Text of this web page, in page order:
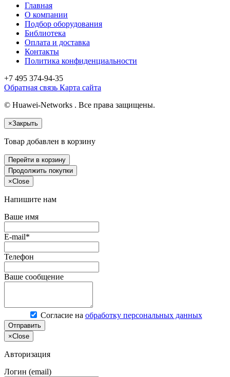
Главная
О компании
Подбор оборудования
Библиотека
Оплата и доставка
Контакты
Политика конфиденциальности
+7 495 374-94-35
Обратная связь Карта сайта
© Huawei-Networks . Все права защищены.
×Закрыть
Товар добавлен в корзину
Перейти в корзину
Продолжить покупки
×Close
Напишите нам
Ваше имя
E-mail*
Телефон
Ваше сообщение
Согласие на обработку персональных данных
Отправить
×Close
Авторизация
Логин (email)